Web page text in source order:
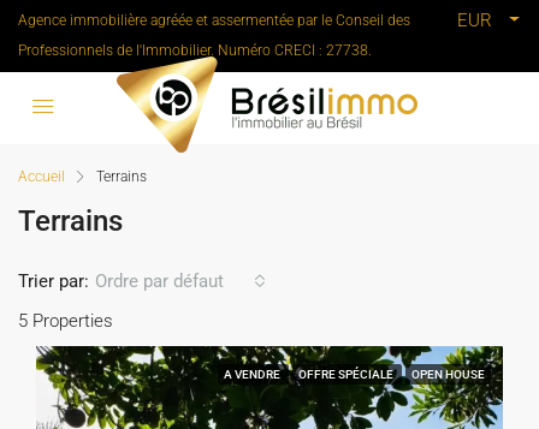
Agence immobilière agréée et assermentée par le Conseil des
Professionnels de l'Immobilier. Numéro CRECI : 27738.
EUR
Accueil Terrains
Terrains
5 Properties
Trier par: Ordre par défaut
A VENDRE OFFRE SPÉCIALE OPEN HOUSE